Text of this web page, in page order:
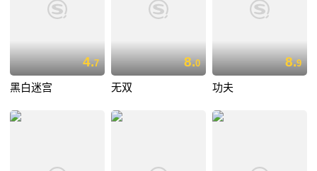
4.7
黑白迷宫
8.0
无双
8.9
功夫